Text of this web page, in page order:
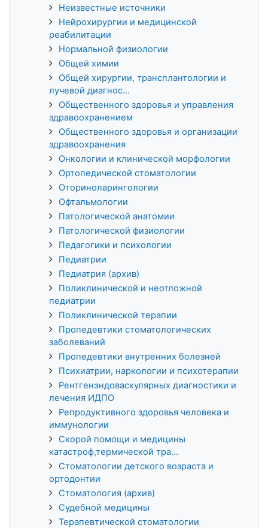
Неизвестные источники
Нейрохирургии и медицинской
реабилитации
Нормальной физиологии
Общей химии
Общей хирургии, трансплантологии и
лучевой диагнос...
Общественного здоровья и управления
здравоохранением
Общественного здоровья и организации
здравоохранения
Онкологии и клинической морфологии
Ортопедической стоматологии
Оториноларингологии
Офтальмологии
Патологической анатомии
Патологической физиологии
Педагогики и психологии
Педиатрии
Педиатрия (архив)
Поликлинической и неотложной
педиатрии
Поликлинической терапии
Пропедевтики стоматологических
заболеваний
Пропедевтики внутренних болезней
Психиатрии, наркологии и психотерапии
Рентгенэндоваскулярных диагностики и
лечения ИДПО
Репродуктивного здоровья человека и
иммунологии
Скорой помощи и медицины
катастроф,термической тра...
Стоматологии детского возраста и
ортодонтии
Стоматология (архив)
Судебной медицины
Терапевтической стоматологии